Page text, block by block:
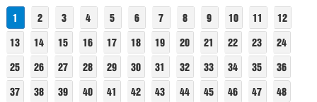
1 2 3 4 5 6 7 8 9 10 11
12
13
14 15 16 17 18 19 20 21 22 23
24
25
26 27 28 29 30 31 32 33 34 35
36
37
38 39 40 41 42 43 44 45 46 47 48